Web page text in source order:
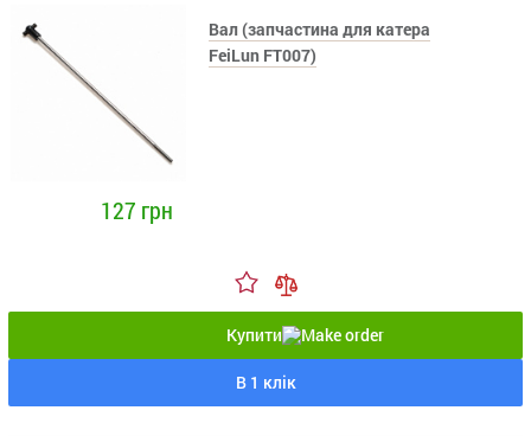
Вал (запчастина для катера
FeiLun FT007)
127 грн
Купити
В 1 клік